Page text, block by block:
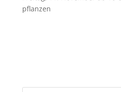
pflanzen